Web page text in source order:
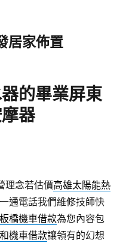
居家佈置
的畢業屏東
器
理念若估價高雄太陽能熱
通電話我們維修技師快
板橋機車借款為您內容包
機車借款讓領有的幻想